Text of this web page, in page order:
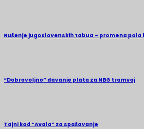
Rušenje jugoslovenskih tabua – promena pola
“Dobrovoljno” davanje plata za NBG tramvaj
Tajni kod “Avala” za spašavanje